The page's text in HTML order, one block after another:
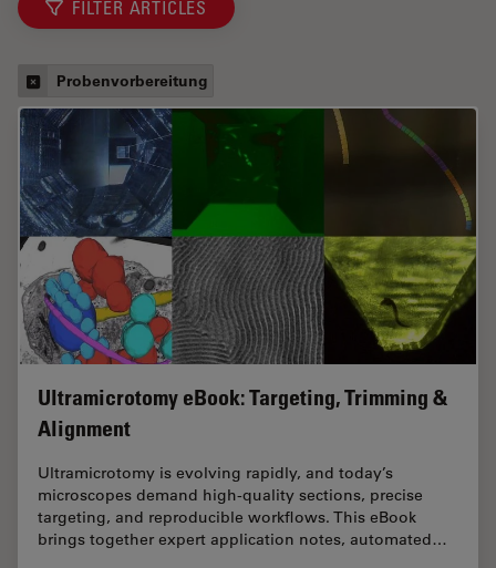
FILTER ARTICLES
Probenvorbereitung
Ultramicrotomy eBook: Targeting, Trimming &
Alignment
Ultramicrotomy is evolving rapidly, and today’s
microscopes demand high‑quality sections, precise
targeting, and reproducible workflows. This eBook
brings together expert application notes, automated…